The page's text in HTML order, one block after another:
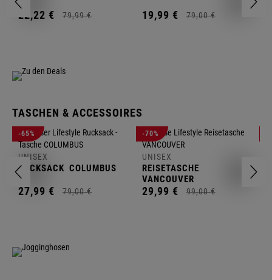
22,22 € 79,99 € 19,99 € 79,00 €
TASCHEN & ACCESSOIRES
-65%
UNISEX
RUCKSACK COLUMBUS
27,99 € 79,00 €
-70%
UNISEX
REISETASCHE
VANCOUVER
29,99 € 99,00 €